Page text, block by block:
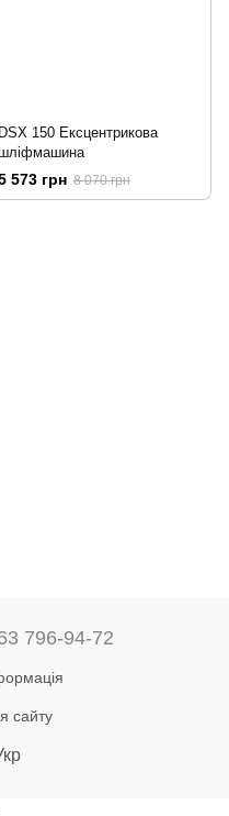
DSX 150 Ексцентрикова
шліфмашина
573 грн 8 070 грн
796-94-72
сайту